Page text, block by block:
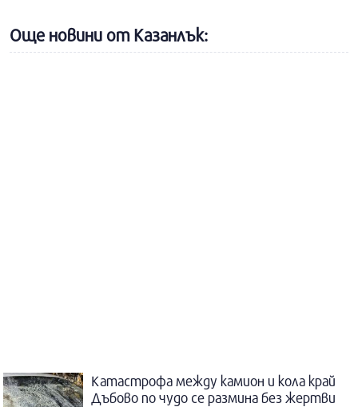
Още новини от Казанлък:
Катастрофа между камион и кола край
Дъбово по чудо се размина без жертви